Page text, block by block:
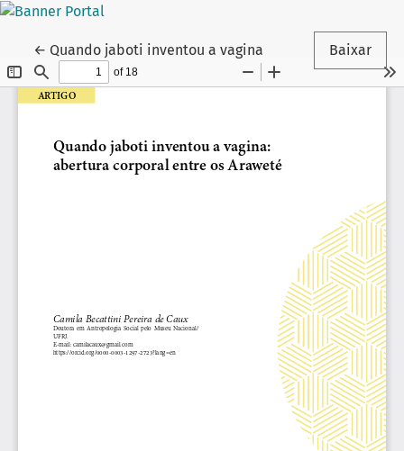
← Voltar aos Detalhes do Artigo
Quando jaboti inventou a vagina Baixar